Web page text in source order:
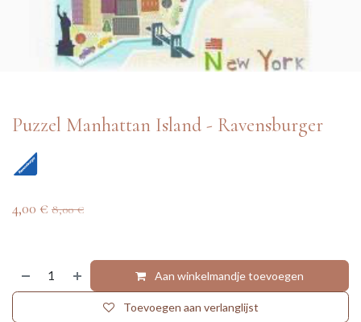
Puzzel Manhattan Island - Ravensburger
4,00 € 8,00€
Aan winkelmandje toevoegen
Toevoegen aan verlanglijst